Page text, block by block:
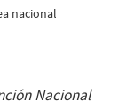
nacional
Nacional